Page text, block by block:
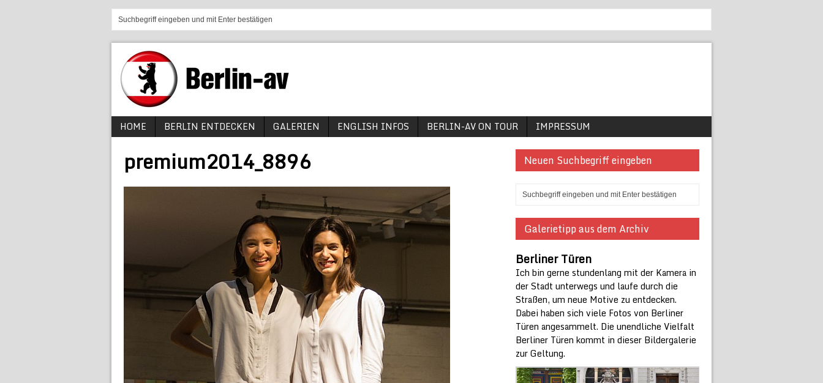
HOME BERLIN ENTDECKEN GALERIEN ENGLISH INFOS BERLIN-AV ON TOUR IMPRESSUM
premium2014_8896 Neuen Suchbegriff eingeben
Galerietipp aus dem Archiv
Berliner Türen
Ich bin gerne stundenlang mit der Kamera in
der Stadt unterwegs und laufe durch die
Straßen, um neue Motive zu entdecken.
Dabei haben sich viele Fotos von Berliner
Türen angesammelt. Die unendliche Vielfalt
Berliner Türen kommt in dieser Bildergalerie
zur Geltung.